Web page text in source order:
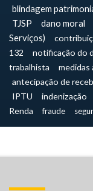
blindagem
TJSP
dano moral
Serviços)
132
notificação do
trabalhista
medidas
antecipação de
IPTU
indenização
Renda
fraude